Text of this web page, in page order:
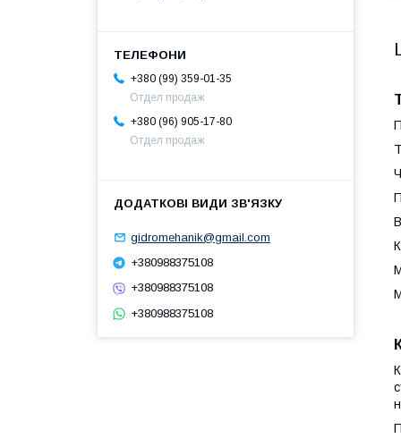
+380 (99) 359-01-35
Отдел продаж
+380 (96) 905-17-80
Отдел продаж
gidromehanik@gmail.com
+380988375108
+380988375108
+380988375108